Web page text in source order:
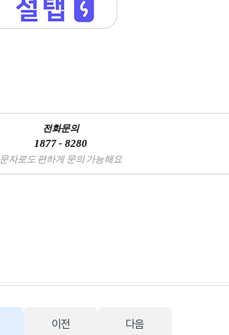
전화문의
1877 - 8280
문자로도 편하게 문의 가능해요
이전 다음